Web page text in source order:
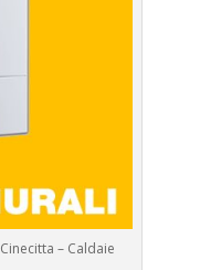
– Caldaie